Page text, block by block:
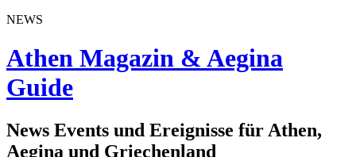
NEWS
Athen Magazin & Aegina
Guide
News Events und Ereignisse für Athen,
Aegina und Griechenland